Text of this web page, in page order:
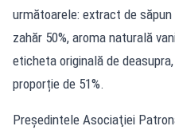
următoarele: extract de
zahăr 50%, aroma naturală
eticheta originală de
proporție de 51%.
Preşedintele Asociaţiei